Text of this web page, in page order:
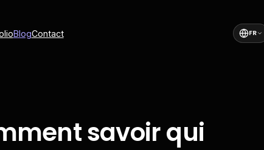
BlogContact FR
savoir qui